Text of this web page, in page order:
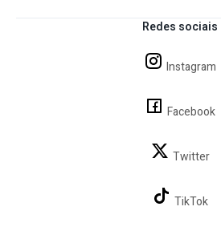
Redes sociais
Instagram
Facebook
Twitter
TikTok